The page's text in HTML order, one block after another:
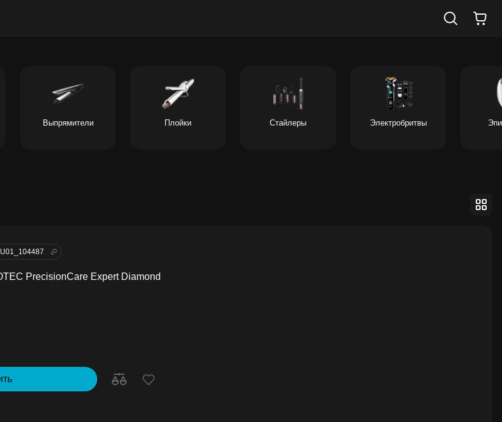
Выпрямители Плойки Стайлеры Электробритвы
PrecisionCare Expert Diamond